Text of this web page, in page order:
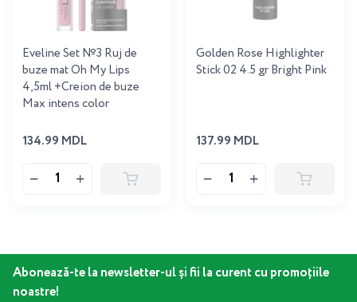
Eveline Set №3 Ruj de
buze mat Oh My Lips
4,5ml +Creion de buze
Max intens color
134.99 MDL
Golden Rose Highlighter
Stick 02 4.5 gr Bright Pink
137.99 MDL
Abonează-te la newsletter-ul și fii la curent cu promoțiile
noastre!